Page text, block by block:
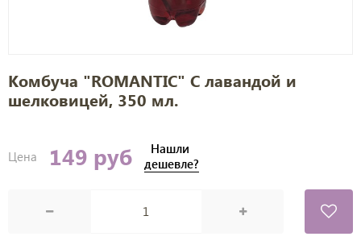
Комбуча "ROMANTIC" С лавандой и
шелковицей, 350 мл.
Цена 149 руб
Нашли
дешевле?